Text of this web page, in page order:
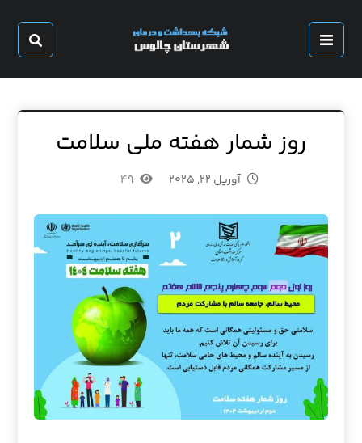
روز شمار هفته ملی سلامت
آوریل ۲۲, ۲۰۲۵ ۴۹